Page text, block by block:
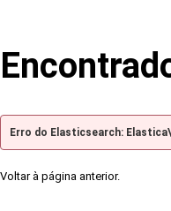
Erro do Elasticsearch:
Voltar à página anterior.